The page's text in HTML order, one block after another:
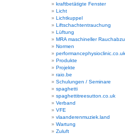
kraftbetätigte Fenster
Licht
Lichtkuppel
Liftschachtentrauchung
Lüftung
MRA maschineller
Normen
performancephysioclinic.co.uk
Produkte
Projekte
raio.be
Schulungen / Seminare
spaghetti
spaghettitreesutton.co.uk
Verband
VFE
vlaanderenmuziek.land
Wartung
Zuluft